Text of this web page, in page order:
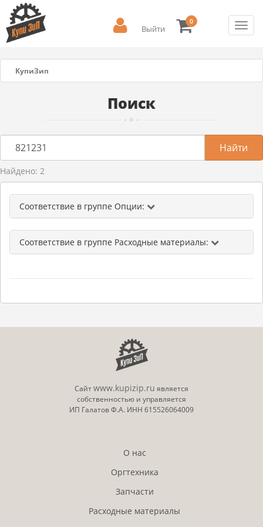
Выйти
0
КупиЗип
Поиск
Найдено: 2
Соответствие в группе Опции:
Соответствие в группе Расходные материалы:
Сайтwww.kupizip.ru является
собственностью и управляется
ИП Галатов Ф.А. ИНН 615526064009
О нас
Оргтехника
Запчасти
Расходные материалы